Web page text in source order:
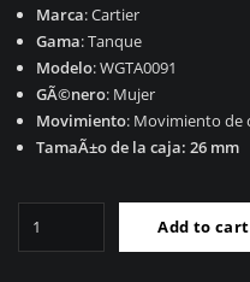
Marca: Cartier
Gama: Tanque
Modelo: WGTA0091
GÃ©nero: Mujer
Movimiento: Movimiento de
TamaÃ±o de la caja: 26 mm
Add to cart